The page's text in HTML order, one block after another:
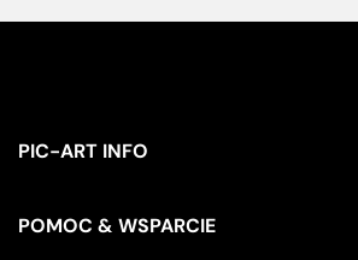
POMOC & WSPARCIE
PIC-ART INFO